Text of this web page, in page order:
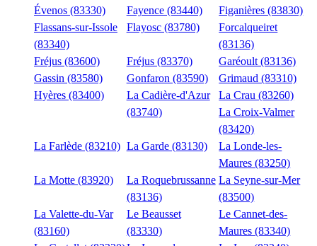
Évenos (83330)
Fayence (83440)
Figanières (83830)
Flassans-sur-Issole
(83340)
Flayosc (83780)
Forcalqueiret
(83136)
Fréjus (83600)
Fréjus (83370)
Garéoult (83136)
Gassin (83580)
Gonfaron (83590)
Grimaud (83310)
Hyères (83400)
La Cadière-d'Azur
(83740)
La Crau (83260)
La Croix-Valmer
(83420)
La Farlède (83210) La Garde (83130)
La Londe-les-
Maures (83250)
La Motte (83920)
La Roquebrussanne
(83136)
La Seyne-sur-Mer
(83500)
La Valette-du-Var
(83160)
Le Beausset
(83330)
Le Cannet-des-
Maures (83340)